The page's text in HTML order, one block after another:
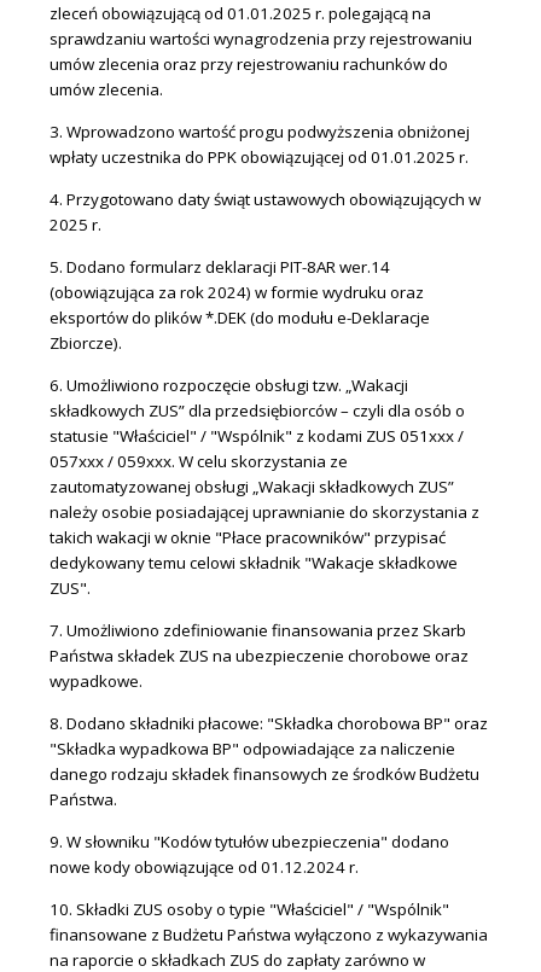
zleceń obowiązującą od 01.01.2025 r. polegającą na
sprawdzaniu wartości wynagrodzenia przy rejestrowaniu
umów zlecenia oraz przy rejestrowaniu rachunków do
umów zlecenia.
3. Wprowadzono wartość progu podwyższenia obniżonej
wpłaty uczestnika do PPK obowiązującej od 01.01.2025 r.
4. Przygotowano daty świąt ustawowych obowiązujących w
2025 r.
5. Dodano formularz deklaracji PIT-8AR wer.14
(obowiązująca za rok 2024) w formie wydruku oraz
eksportów do plików *.DEK (do modułu e-Deklaracje
Zbiorcze).
6. Umożliwiono rozpoczęcie obsługi tzw. „Wakacji
składkowych ZUS” dla przedsiębiorców – czyli dla osób o
statusie "Właściciel" / "Wspólnik" z kodami ZUS 051xxx /
057xxx / 059xxx. W celu skorzystania ze
zautomatyzowanej obsługi „Wakacji składkowych ZUS”
należy osobie posiadającej uprawnianie do skorzystania z
takich wakacji w oknie "Płace pracowników" przypisać
dedykowany temu celowi składnik "Wakacje składkowe
ZUS".
7. Umożliwiono zdefiniowanie finansowania przez Skarb
Państwa składek ZUS na ubezpieczenie chorobowe oraz
wypadkowe.
8. Dodano składniki płacowe: "Składka chorobowa BP" oraz
"Składka wypadkowa BP" odpowiadające za naliczenie
danego rodzaju składek finansowych ze środków Budżetu
Państwa.
9. W słowniku "Kodów tytułów ubezpieczenia" dodano
nowe kody obowiązujące od 01.12.2024 r.
10. Składki ZUS osoby o typie "Właściciel" / "Wspólnik"
finansowane z Budżetu Państwa wyłączono z wykazywania
na raporcie o składkach ZUS do zapłaty zarówno w